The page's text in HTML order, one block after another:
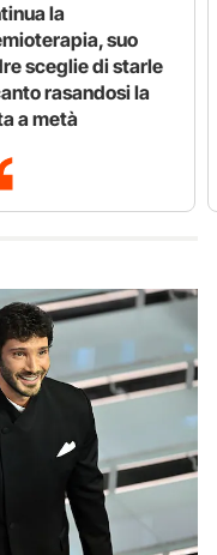
la
suo
sceglie di starle
rasandosi la
a metà